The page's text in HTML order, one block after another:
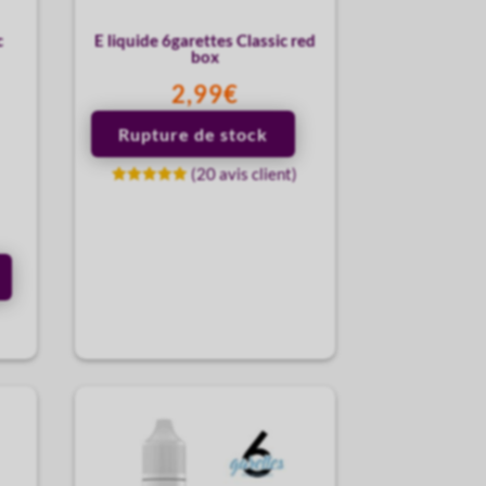
E liquide 6garettes Classic red
box
2,99€
Rupture de stock
(20avis client)